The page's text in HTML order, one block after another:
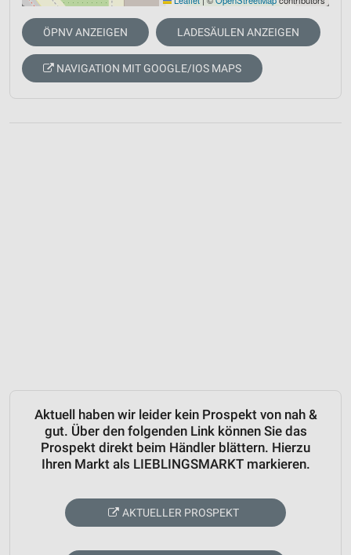
ÖPNV ANZEIGEN LADESÄULEN ANZEIGEN
NAVIGATION MIT GOOGLE/IOS MAPS
Aktuell haben wir leider kein Prospekt von nah &
gut. Über den folgenden Link können Sie das
Prospekt direkt beim Händler blättern. Hierzu
Ihren Markt als LIEBLINGSMARKT markieren.
AKTUELLER PROSPEKT